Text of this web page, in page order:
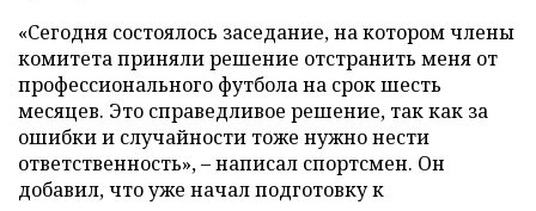
«Сегодня состоялось заседание, на котором члены
комитета приняли решение отстранить меня от
профессионального футбола на срок шесть
месяцев. Это справедливое решение, так как за
ошибки и случайности тоже нужно нести
ответственность», – написал спортсмен. Он
добавил, что уже начал подготовку к